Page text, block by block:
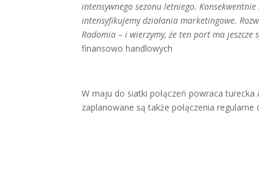
intensywnego sezonu letniego.
intensyfikujemy działania marketingowe.
Radomia – i wierzymy, że ten port ma jeszcze
finansowo handlowych
W maju do siatki połączeń powraca
zaplanowane są także połączenia regularne